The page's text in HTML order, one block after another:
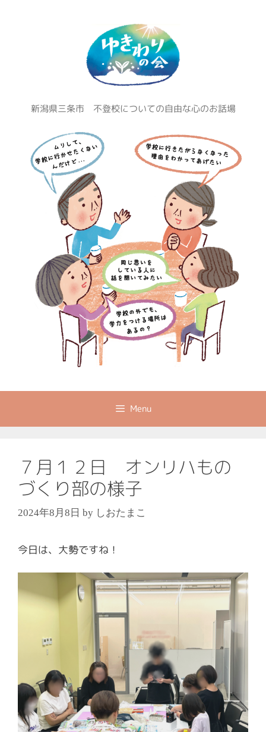
新潟県三条市 不登校についての自由な心のお話場
Menu
７月１２日 オンリハもの
づくり部の様子
2024年8月8日 by しおたまこ
今日は、大勢ですね！